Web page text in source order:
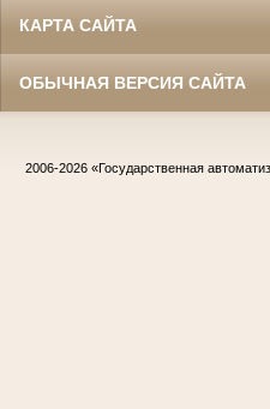
КАРТА САЙТА
ОБЫЧНАЯ ВЕРСИЯ САЙТА
2006-2026 «Государственная